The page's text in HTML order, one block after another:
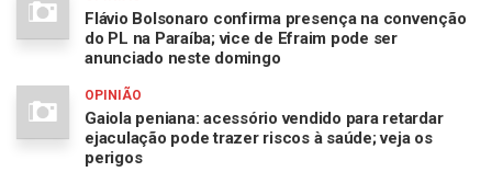
Flávio Bolsonaro confirma presença na convenção
do PL na Paraíba; vice de Efraim pode ser
anunciado neste domingo
OPINIÃO
Gaiola peniana: acessório vendido para retardar
ejaculação pode trazer riscos à saúde; veja os
perigos